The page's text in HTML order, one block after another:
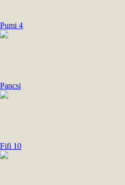
Pumi 4
Pancsi
Fifi 10